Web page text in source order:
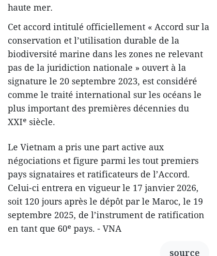
haute mer.
Cet accord intitulé officiellement « Accord sur la
conservation et l’utilisation durable de la
biodiversité marine dans les zones ne relevant
pas de la juridiction nationale » ouvert à la
signature le 20 septembre 2023, est considéré
comme le traité international sur les océans le
plus important des premières décennies du
XXIᵉ siècle.
Le Vietnam a pris une part active aux
négociations et figure parmi les tout premiers
pays signataires et ratificateurs de l’Accord.
Celui-ci entrera en vigueur le 17 janvier 2026,
soit 120 jours après le dépôt par le Maroc, le 19
septembre 2025, de l’instrument de ratification
en tant que 60ᵉ pays. - VNA
source